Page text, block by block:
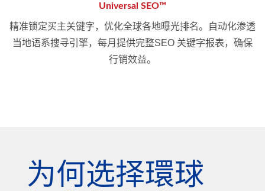
Universal SEO™
精准锁定买主关键字，优化全球各地曝光排名。自动化渗透
当地语系搜寻引擎，每月提供完整SEO 关键字报表，确保
行销效益。
为何选择環球